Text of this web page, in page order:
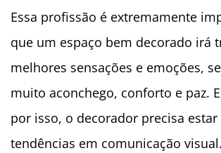
Essa profissão é extremamente
que um espaço bem decorado irá
melhores sensações e emoções,
muito aconchego, conforto e paz.
por isso, o decorador precisa estar
tendências em comunicação visual.